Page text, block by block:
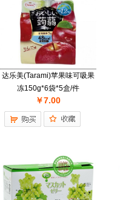
达乐美(Tarami)苹果味可吸果
冻150g*6袋*5盒/件
￥7.00